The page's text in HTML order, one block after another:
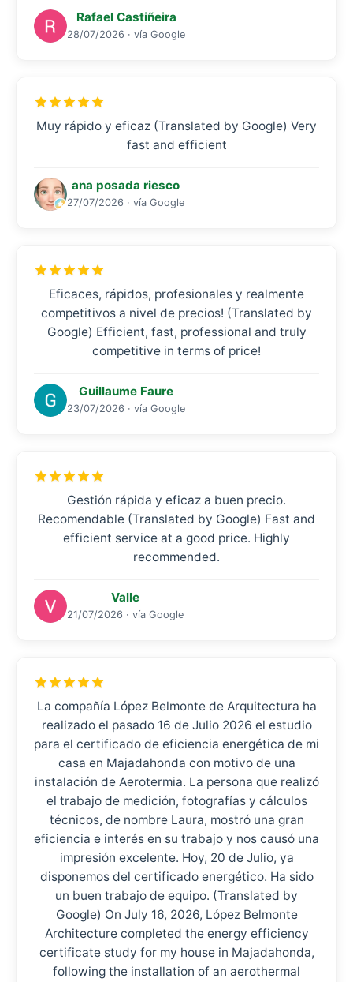
Rafael Castiñeira
28/07/2026 · vía Google
Muy rápido y eficaz (Translated by Google) Very
fast and efficient
ana posada riesco
27/07/2026 · vía Google
Eficaces, rápidos, profesionales y realmente
competitivos a nivel de precios! (Translated by
Google) Efficient, fast, professional and truly
competitive in terms of price!
Guillaume Faure
23/07/2026 · vía Google
Gestión rápida y eficaz a buen precio.
Recomendable (Translated by Google) Fast and
efficient service at a good price. Highly
recommended.
Valle
21/07/2026 · vía Google
La compañía López Belmonte de Arquitectura ha
realizado el pasado 16 de Julio 2026 el estudio
para el certificado de eficiencia energética de mi
casa en Majadahonda con motivo de una
instalación de Aerotermia. La persona que realizó
el trabajo de medición, fotografías y cálculos
técnicos, de nombre Laura, mostró una gran
eficiencia e interés en su trabajo y nos causó una
impresión excelente. Hoy, 20 de Julio, ya
disponemos del certificado energético. Ha sido
un buen trabajo de equipo. (Translated by
Google) On July 16, 2026, López Belmonte
Architecture completed the energy efficiency
certificate study for my house in Majadahonda,
following the installation of an aerothermal